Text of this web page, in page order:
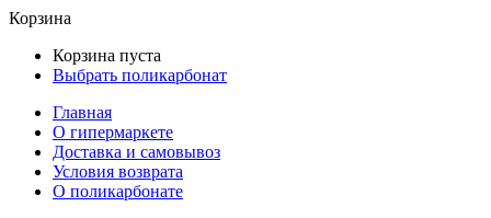
Корзина
Корзина пуста
Выбрать поликарбонат
Главная
О гипермаркете
Доставка и самовывоз
Условия возврата
О поликарбонате